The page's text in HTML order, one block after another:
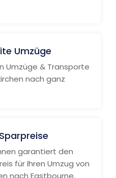
Umzüge
Umzüge & Transporte
nach ganz
garantiert den
für Ihren Umzug von
nach Eastbourne.